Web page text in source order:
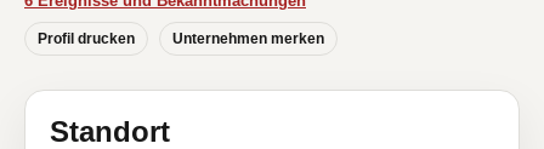
Profil drucken Unternehmen merken
Standort